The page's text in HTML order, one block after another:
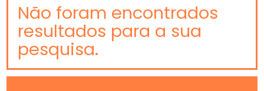
Não foram encontrados
resultados para a sua
pesquisa.